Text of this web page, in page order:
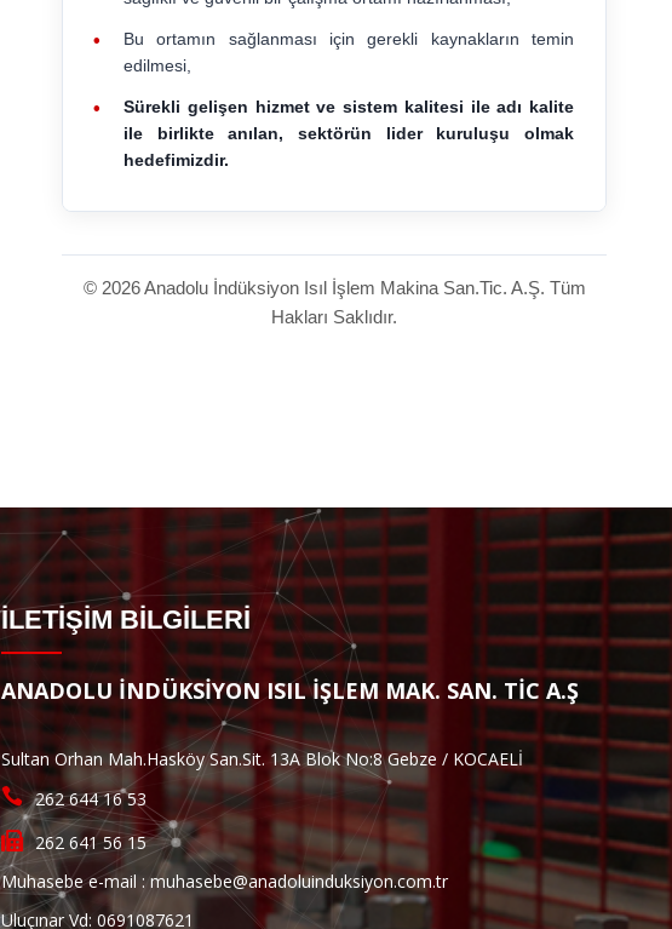
•
Bu ortamın sağlanması için gerekli kaynakların temin
edilmesi,
•
Sürekli gelişen hizmet ve sistem kalitesi ile adı kalite
ile birlikte anılan, sektörün lider kuruluşu olmak
hedefimizdir.
© 2026 Anadolu İndüksiyon Isıl İşlem Makina San.Tic. A.Ş. Tüm
Hakları Saklıdır.
İLETİŞİM BİLGİLERİ
ANADOLU İNDÜKSİYON ISIL İŞLEM MAK. SAN. TİC A.Ş
Sultan Orhan Mah.Hasköy San.Sit. 13A Blok No:8 Gebze / KOCAELİ
262 644 16 53
262 641 56 15
Muhasebe e-mail : muhasebe@anadoluinduksiyon.com.tr
Uluçınar Vd: 0691087621